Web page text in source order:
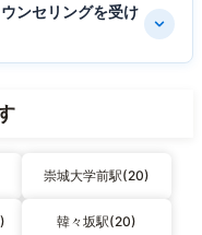
ンセリングを受け
崇城大学前駅(20)
韓々坂駅(20)